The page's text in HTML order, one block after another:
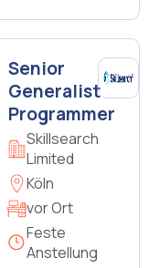
Senior
Generalist
Programmer
Skillsearch
Limited
Köln
vor Ort
Feste
Anstellung